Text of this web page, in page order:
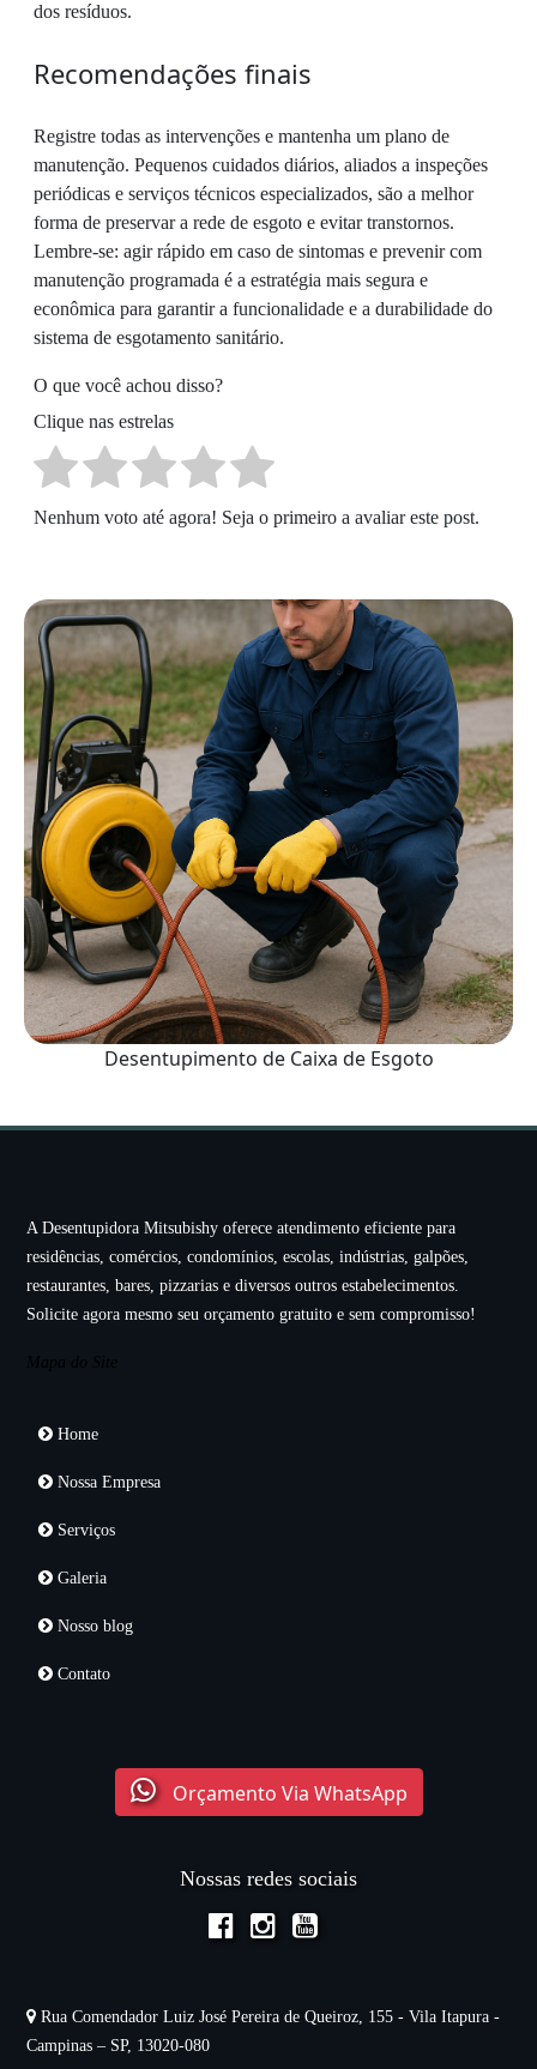
dos resíduos.
Recomendações finais
Registre todas as intervenções e mantenha um plano de
manutenção. Pequenos cuidados diários, aliados a inspeções
periódicas e serviços técnicos especializados, são a melhor
forma de preservar a rede de esgoto e evitar transtornos.
Lembre-se: agir rápido em caso de sintomas e prevenir com
manutenção programada é a estratégia mais segura e
econômica para garantir a funcionalidade e a durabilidade do
sistema de esgotamento sanitário.
O que você achou disso?
Clique nas estrelas
Nenhum voto até agora! Seja o primeiro a avaliar este post.
Desentupimento de Caixa de Esgoto
A Desentupidora Mitsubishy oferece atendimento eficiente para
residências, comércios, condomínios, escolas, indústrias, galpões,
restaurantes, bares, pizzarias e diversos outros estabelecimentos.
Solicite agora mesmo seu orçamento gratuito e sem compromisso!
Mapa do Site
Home
Nossa Empresa
Serviços
Galeria
Nosso blog
Contato
Orçamento Via WhatsApp
Nossas redes sociais
Rua Comendador Luiz José Pereira de Queiroz, 155 - Vila Itapura -
Campinas – SP, 13020-080